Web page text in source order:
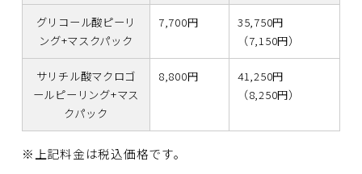
グリコール酸ピーリ
ング+マスクパック
7,700円
35,750円
（7,150円）
サリチル酸マクロゴ
ールピーリング+マス
クパック
8,800円
41,250円
（8,250円）
※上記料金は税込価格です。